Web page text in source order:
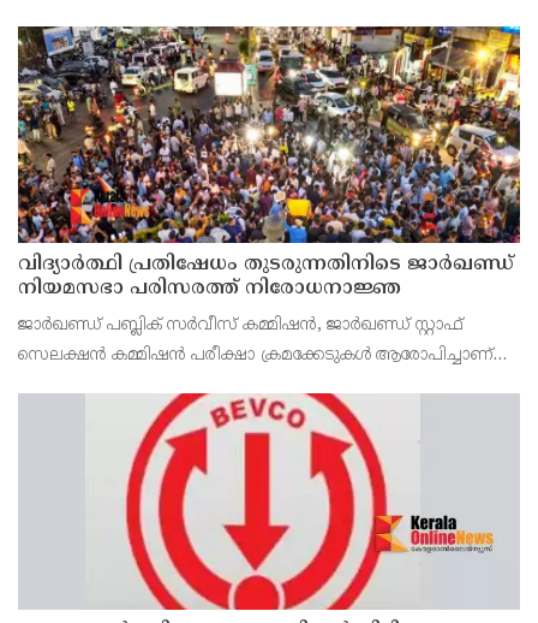
വിദ്യാര്‍ത്ഥി പ്രതിഷേധം തുടരുന്നതിനിടെ ജാര്‍ഖണ്ഡ്
നിയമസഭാ പരിസരത്ത് നിരോധനാജ്ഞ
ജാര്‍ഖണ്ഡ് പബ്ലിക് സര്‍വീസ് കമ്മിഷന്‍, ജാര്‍ഖണ്ഡ് സ്റ്റാഫ്
സെലക്ഷന്‍ കമ്മിഷന്‍ പരീക്ഷാ ക്രമക്കേടുകള്‍ ആരോപിച്ചാണ്